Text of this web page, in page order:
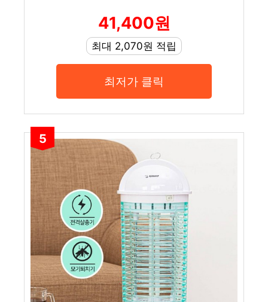
41,400원
최대 2,070원 적립
최저가 클릭
5